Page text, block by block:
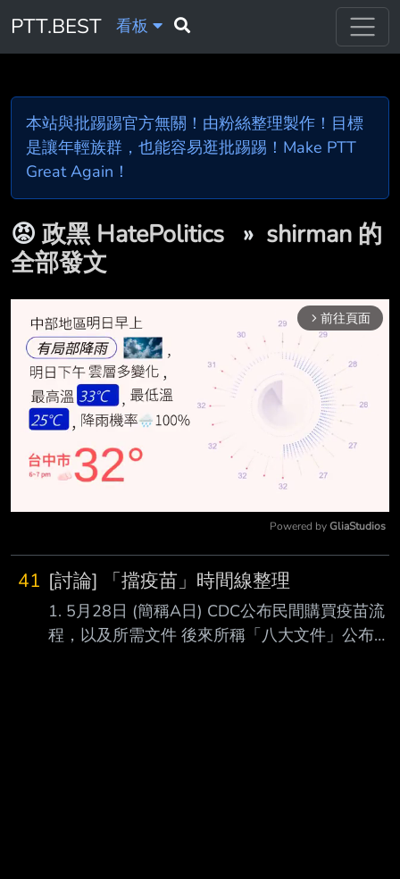
PTT.BEST 看板
本站與批踢踢官方無關！由粉絲整理製作！目標
是讓年輕族群，也能容易逛批踢踢！Make PTT
Great Again！
😡 政黑 HatePolitics » shirman 的
全部發文
arrow_forward_ios 前往頁面
Powered by GliaStudios
41 [討論] 「擋疫苗」時間線整理
1. 5月28日 (簡稱A日) CDC公布民間購買疫苗流
程，以及所需文件 後來所稱「八大文件」公布日